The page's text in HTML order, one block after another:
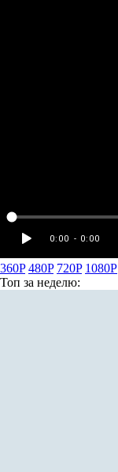
360P 480P 720P 1080P
Топ за неделю: